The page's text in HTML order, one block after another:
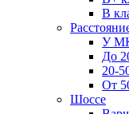
B
У
До
20-
От
Шоссе